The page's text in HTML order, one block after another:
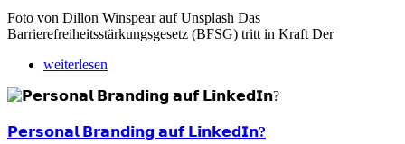
Foto von Dillon Winspear auf Unsplash Das
Barrierefreiheitsstärkungsgesetz (BFSG) tritt in Kraft Der
weiterlesen
𝗣𝗲𝗿𝘀𝗼𝗻𝗮𝗹 𝗕𝗿𝗮𝗻𝗱𝗶𝗻𝗴 𝗮𝘂𝗳 𝗟𝗶𝗻𝗸𝗲𝗱𝗜𝗻?